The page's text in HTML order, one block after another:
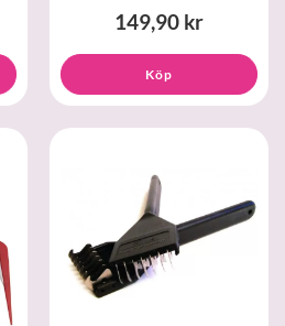
149,90 kr
Köp